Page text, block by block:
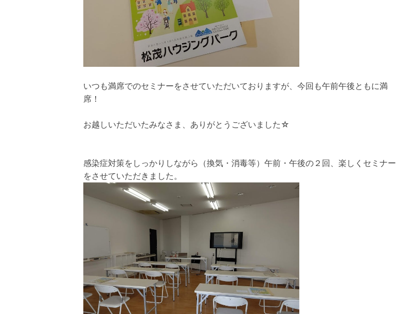
いつも満席でのセミナーをさせていただいておりますが、今回も午前午後ともに満
席！
お越しいただいたみなさま、ありがとうございました☆
感染症対策をしっかりしながら（換気・消毒等）午前・午後の２回、楽しくセミナー
をさせていただきました。